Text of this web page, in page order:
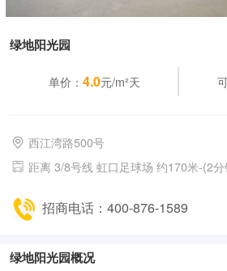
绿地阳光园
单价： 4.0元/m²天
西江湾路500号
距离 3/8号线 虹口足球场 约170米-(2分
招商电话：400-876-1589
绿地阳光园概况